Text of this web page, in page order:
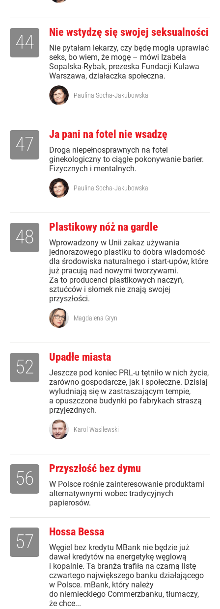
Nie wstydzę się swojej seksualności
Nie pytałam lekarzy, czy będę mogła uprawiać
seks, bo wiem, że mogę – mówi Izabela
Sopalska-Rybak, prezeska Fundacji Kulawa
Warszawa, działaczka społeczna.
44
Paulina Socha-Jakubowska
Ja pani na fotel nie wsadzę
Droga niepełnosprawnych na fotel
ginekologiczny to ciągłe pokonywanie barier.
Fizycznych i mentalnych.
47
Paulina Socha-Jakubowska
Plastikowy nóż na gardle
Wprowadzony w Unii zakaz używania
jednorazowego plastiku to dobra wiadomość
dla środowiska naturalnego i start-upów, które
już pracują nad nowymi tworzywami.
Za to producenci plastikowych naczyń,
sztućców i słomek nie znają swojej
przyszłości.
48
Magdalena Gryn
Upadłe miasta
Jeszcze pod koniec PRL-u tętniło w nich życie,
zarówno gospodarcze, jak i społeczne. Dzisiaj
wyludniają się w zastraszającym tempie,
a opuszczone budynki po fabrykach straszą
przyjezdnych.
52
Karol Wasilewski
Przyszłość bez dymu
W Polsce rośnie zainteresowanie produktami
alternatywnymi wobec tradycyjnych
papierosów.
56
Hossa Bessa
Węgiel bez kredytu MBank nie będzie już
dawał kredytów na energetykę węglową
i kopalnie. Ta branża trafiła na czarną listę
czwartego największego banku działającego
w Polsce. mBank, który należy
do niemieckiego Commerzbanku, tłumaczy,
że chce...
57